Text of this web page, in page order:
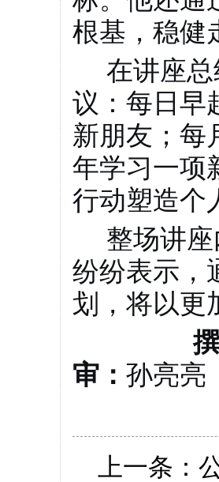
根基，稳健
在讲座
议：每日早
新朋友；每
年学习一项
行动塑造个
整场讲
纷纷表示，
划，将以更
撰稿
审： 孙亮亮
上一条：